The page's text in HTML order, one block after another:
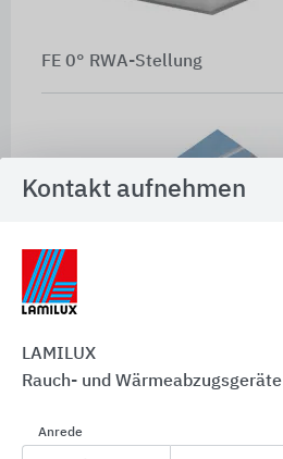
FE 0° RWA-Stellung
FE 0° Einbausituation
Kontakt aufnehmen
LAMILUX
Rauch- und Wärmeabzugsgeräte
Anrede